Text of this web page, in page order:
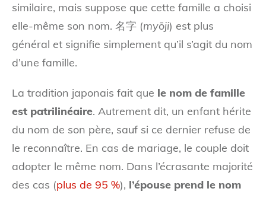
similaire, mais suppose que cette famille a choisi
elle-même son nom. 名字 (myōji) est plus
général et signifie simplement qu’il s’agit du nom
d’une famille.
La tradition japonais fait que le nom de famille
est patrilinéaire. Autrement dit, un enfant hérite
du nom de son père, sauf si ce dernier refuse de
le reconnaître. En cas de mariage, le couple doit
adopter le même nom. Dans l’écrasante majorité
des cas (plus de 95 %), l’épouse prend le nom